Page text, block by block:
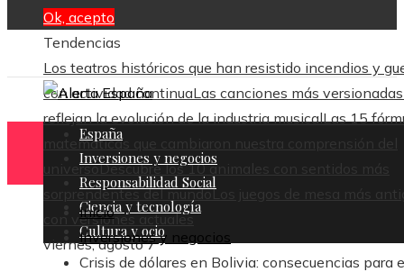
Ok, acepto
Tendencias
Los teatros históricos que han resistido incendios y
con actividad continuaLas canciones más
reflejan la evolución de la industria musicalLas 15
matemáticas que cambiaron nuestra comprensión del
universoDescubre los 10 animales con sentidos más
sorprendentes del mundoLos juegos de mesa más
con versiones actuales
viernes, agosto 7
España
Inversiones y negocios
Responsabilidad Social
Ciencia y tecnología
Cultura y ocio
Inicio
Inversiones y negocios
Crisis de dólares en Bolivia: consecuencias para